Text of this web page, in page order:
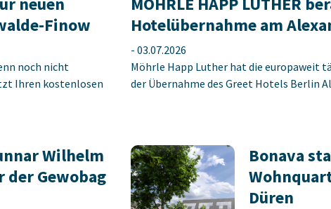
Finow
noch nicht
Ihren kostenlosen
Hotelübernahme am
- 03.07.2026
Möhrle Happ Luther hat die europaweit
der Übernahme des Greet Hotels Berlin
Wilhelm
der Gewobag
Bonava
Düren